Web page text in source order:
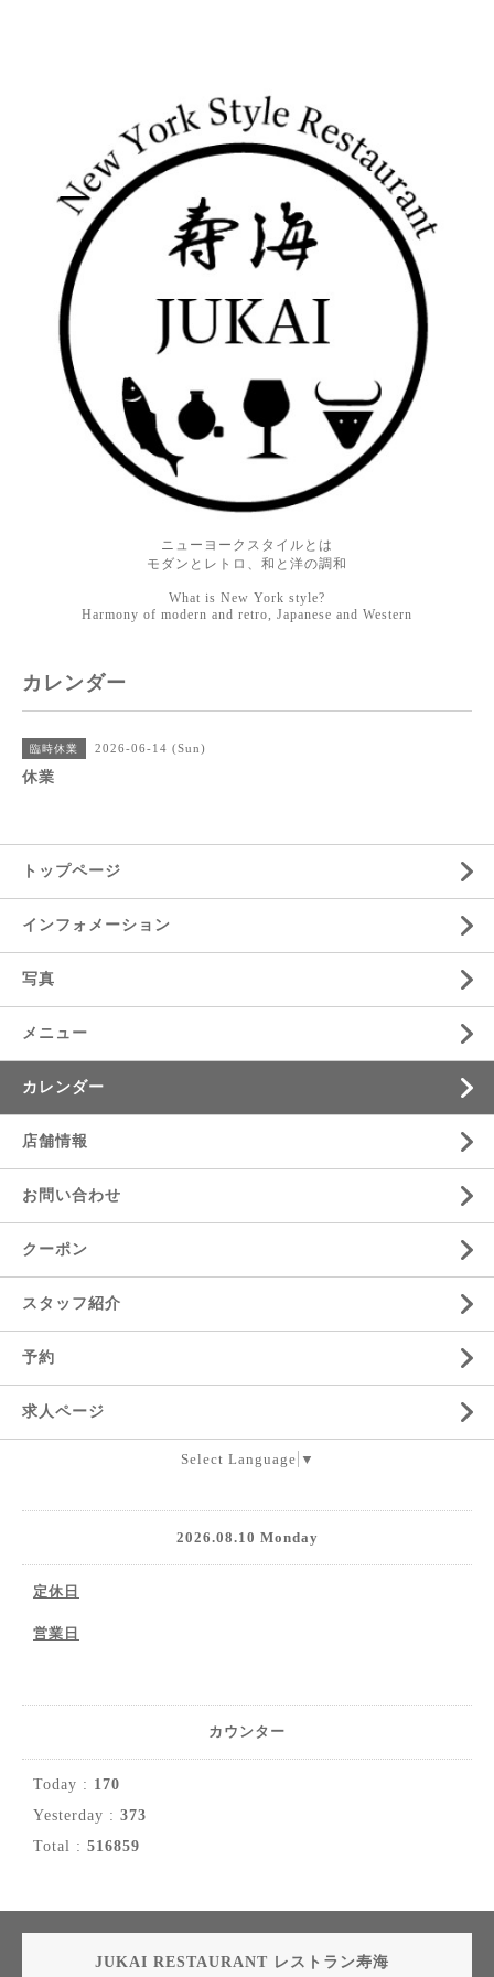
ニューヨークスタイルとは
モダンとレトロ、和と洋の調和
What is New York style?
Harmony of modern and retro, Japanese and Western
カレンダー
臨時休業 2026-06-14 (Sun)
休業
トップページ
インフォメーション
写真
メニュー
カレンダー
店舗情報
お問い合わせ
クーポン
スタッフ紹介
予約
求人ページ
Select Language ▼
2026.08.10 Monday
定休日
営業日
カウンター
Today : 170
Yesterday : 373
Total : 516859
JUKAI RESTAURANT レストラン寿海